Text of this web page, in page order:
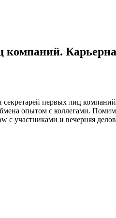
компаний.
первых лиц компаний,
опытом с коллегами.
с участниками и вечерняя